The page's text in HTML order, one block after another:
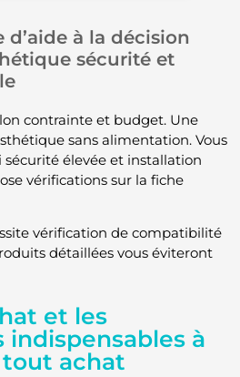
d’aide à la décision
sécurité et
contrainte et budget. Une
sans alimentation. Vous
élevée et installation
vérifications sur la fiche
vérification de compatibilité
détaillées vous éviteront
et les
à
achat